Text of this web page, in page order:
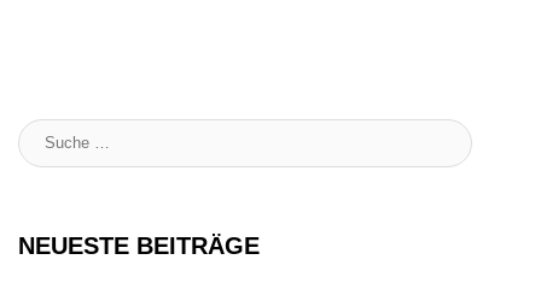
Suche
:
NEUESTE BEITRÄGE